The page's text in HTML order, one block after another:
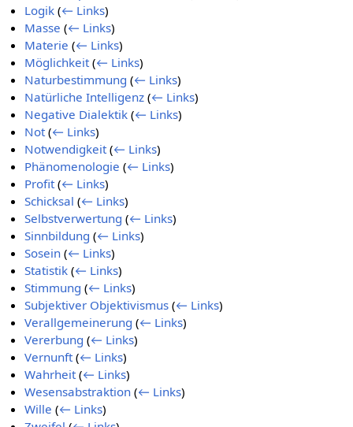
Logik (← Links)
Masse (← Links)
Materie (← Links)
Möglichkeit (← Links)
Naturbestimmung (← Links)
Natürliche Intelligenz (← Links)
Negative Dialektik (← Links)
Not (← Links)
Notwendigkeit (← Links)
Phänomenologie (← Links)
Profit (← Links)
Schicksal (← Links)
Selbstverwertung (← Links)
Sinnbildung (← Links)
Sosein (← Links)
Statistik (← Links)
Stimmung (← Links)
Subjektiver Objektivismus (← Links)
Verallgemeinerung (← Links)
Vererbung (← Links)
Vernunft (← Links)
Wahrheit (← Links)
Wesensabstraktion (← Links)
Wille (← Links)